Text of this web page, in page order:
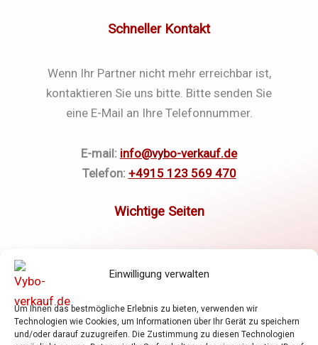
Einwilligung verwalten
Um Ihnen das bestmögliche Erlebnis zu bieten, verwenden wir
Technologien wie Cookies, um Informationen über Ihr Gerät zu speichern
und/oder darauf zuzugreifen. Die Zustimmung zu diesen Technologien
Schneller Kontakt
Wenn Ihr Partner nicht mehr erreichbar ist,
kontaktieren Sie uns bitte. Bitte senden Sie
eine E-Mail an Ihre Telefonnummer.
E-mail: info@vybo-verkauf.de
Telefon: +4915 123 569 470
Frequenzumrichter
Shop
Warenkorb